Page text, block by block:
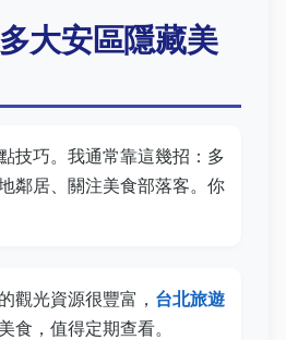
大安區隱藏美
技巧。我通常靠這幾招：多
鄰居、關注美食部落客。你
觀光資源很豐富， 台北旅遊
食，值得定期查看。